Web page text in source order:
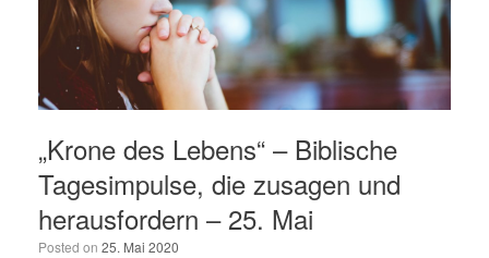
„Krone des Lebens“ – Biblische
Tagesimpulse, die zusagen und
herausfordern – 25. Mai
Posted on 25. Mai 2020